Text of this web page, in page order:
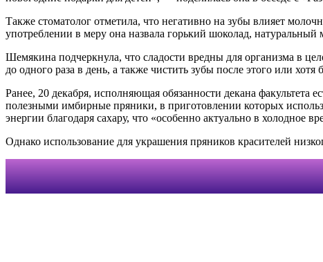
Также стоматолог отметила, что негативно на зубы влияет
употреблении в меру она назвала горький шоколад, натуральный
Шемякина подчеркнула, что сладости вредны для организма в
до одного раза в день, а также чистить зубы после этого или хотя
Ранее, 20 декабря, исполняющая обязанности декана факультета
полезными имбирные пряники, в приготовлении которых
энергии благодаря сахару, что «особенно актуально в холодное
Однако использование для украшения пряников красителей